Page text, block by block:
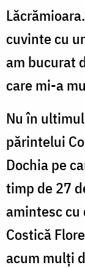
cuvinte cu
am bucurat
care mi-a
Nu în
părintelui
Dochia pe
timp de 27
amintesc cu
Costică
acum mulți